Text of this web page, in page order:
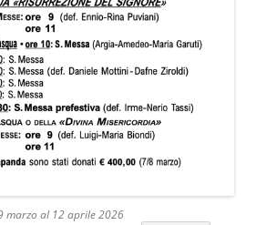
marzo al 12 aprile 2026